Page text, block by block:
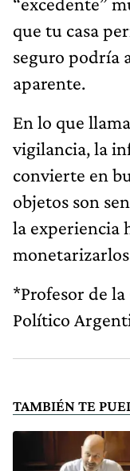
que tu casa
seguro podría
aparente.
En lo que
vigilancia, la
convierte en
objetos son
la experiencia
*Profesor de
Político
TAMBIÉN TE